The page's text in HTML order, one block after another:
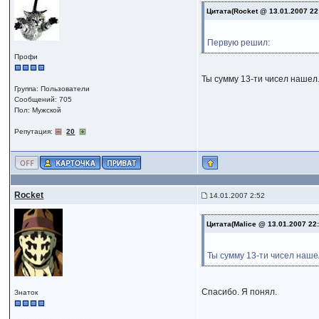
Профи
Группа: Пользователи
Сообщений: 705
Пол: Мужской
Репутация: 20
Цитата(Rocket @ 13.01.2007
Первую решил:
Ты сумму 13-ти чисел
Rocket 14.01.2007 2:52
Знаток
Цитата(Malice @ 13.01.2007
Ты сумму 13-ти чисел
Спасибо. Я понял.